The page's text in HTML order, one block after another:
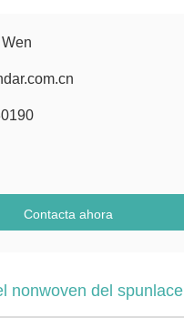
Contacta ahora
nonwoven del spunlace